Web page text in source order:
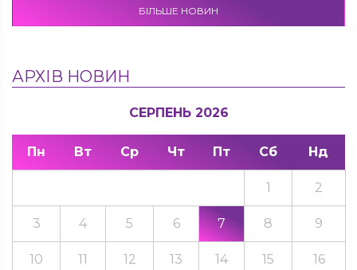
БІЛЬШЕ НОВИН
АРХІВ НОВИН
СЕРПЕНЬ 2026
Пн Вт Ср Чт Пт Сб Нд
1 2
3 4 5 6 7 8 9
10 11 12 13 14 15 16